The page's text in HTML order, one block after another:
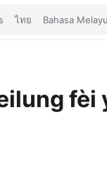
ไทย Bahasa Melayu
fèi